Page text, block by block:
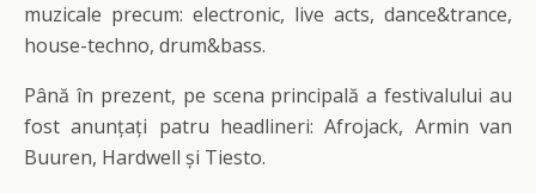
muzicale precum: electronic, live acts, dance&trance,
house-techno, drum&bass.
Până în prezent, pe scena principală a festivalului au
fost anunțați patru headlineri: Afrojack, Armin van
Buuren, Hardwell și Tiesto.